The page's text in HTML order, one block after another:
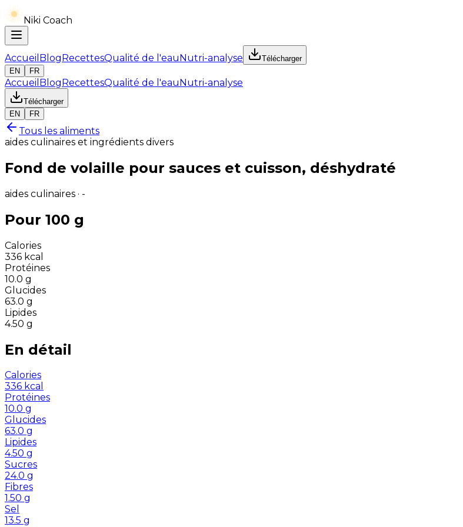
Niki Coach
Accueil BlogRecettesQualité de l'eauNutri-analyse
Télécharger
EN
FR
Accueil BlogRecettesQualité de l'eauNutri-analyse
Télécharger
EN
FR
Tous les aliments
aides culinaires et ingrédients divers
Fond de volaille pour sauces et cuisson, déshydraté
aides culinaires · -
Pour 100 g
Calories
336 kcal
Protéines
10.0 g
Glucides
63.0 g
Lipides
4.50 g
En détail
Calories
336 kcal
Protéines
10.0 g
Glucides
63.0 g
Lipides
4.50 g
Sucres
24.0 g
Fibres
1.50 g
Sel
13.5 g